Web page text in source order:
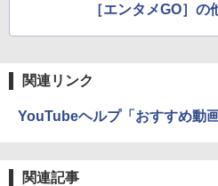
［エンタメGO］の
関連リンク
YouTubeヘルプ「おすすめ動
関連記事